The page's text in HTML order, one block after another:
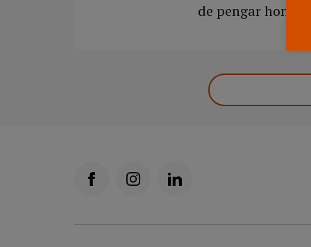
de pengar hon